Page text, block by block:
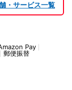
・サービス一覧
Pay
郵便振替